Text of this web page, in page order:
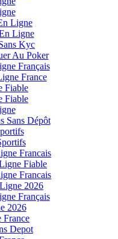
Ligne
Ligne
Kyc
Au Poker
Français
France
Fiable
Fiable
Sans Dépôt
Francais
Fiable
Francais
2026
Français
2026
France
Depot